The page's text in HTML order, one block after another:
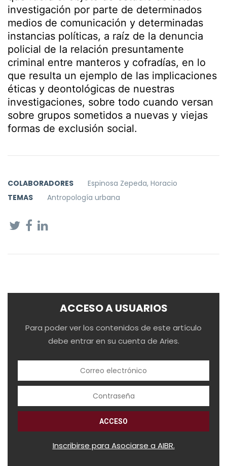
investigación por parte de determinados
medios de comunicación y determinadas
instancias políticas, a raíz de la denuncia
policial de la relación presuntamente
criminal entre manteros y cofradías, en lo
que resulta un ejemplo de las implicaciones
éticas y deontológicas de nuestras
investigaciones, sobre todo cuando versan
sobre grupos sometidos a nuevas y viejas
formas de exclusión social.
COLABORADORES
Espinosa Zepeda, Horacio
TEMAS
Antropología urbana
ACCESO A USUARIOS
Para poder ver los contenidos de este artículo
debe entrar en su cuenta de Aries.
Inscribirse para Asociarse a AIBR.